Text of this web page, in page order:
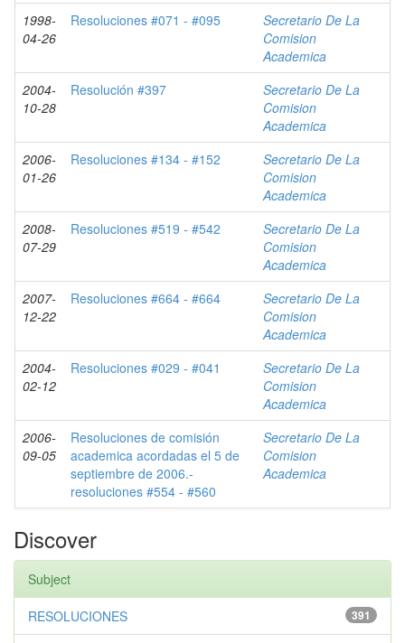
1998-
04-26
Resoluciones #071 - #095
Secretario De La
Comision
Academica
2004-
10-28
Resolución #397
Secretario De La
Comision
Academica
2006-
01-26
Resoluciones #134 - #152
Secretario De La
Comision
Academica
2008-
07-29
Resoluciones #519 - #542
Secretario De La
Comision
Academica
2007-
12-22
Resoluciones #664 - #664
Secretario De La
Comision
Academica
2004-
02-12
Resoluciones #029 - #041
Secretario De La
Comision
Academica
2006-
09-05
Resoluciones de comisión
academica acordadas el 5 de
septiembre de 2006.-
resoluciones #554 - #560
Secretario De La
Comision
Academica
Discover
Subject
391
RESOLUCIONES